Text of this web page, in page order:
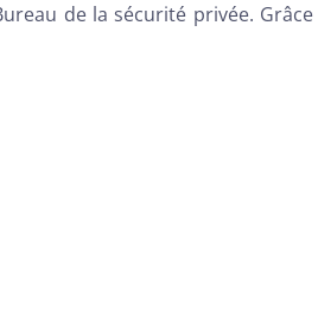
de la sécurité privée.